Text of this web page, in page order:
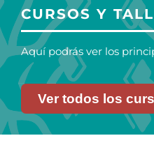
CURSOS Y
Aquí podrás ver los
Ver todos los